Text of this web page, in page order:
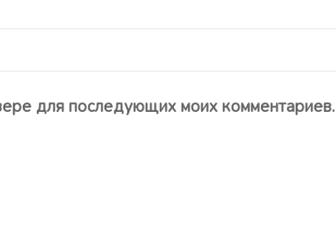
для последующих моих комментариев.